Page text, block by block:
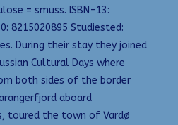
= smuss. ISBN-13:
8215020895 Studiested:
During their stay they joined
Cultural Days where
both sides of the border
aboard
toured the town of Vardø